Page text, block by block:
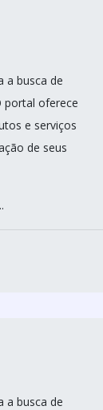
a busca de
portal oferece
e serviços
de seus
a busca de